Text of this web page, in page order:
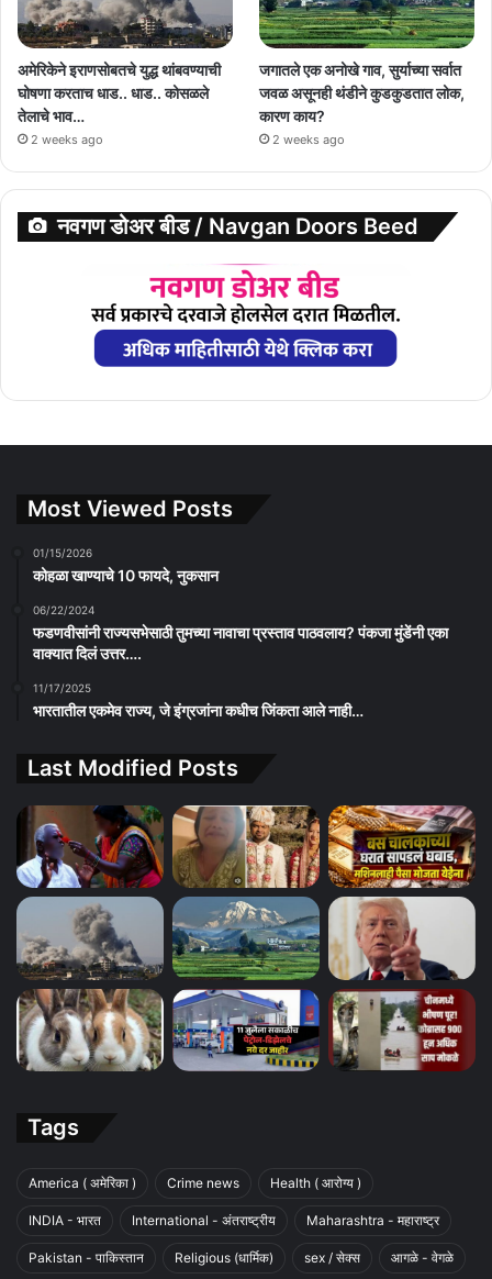
अमेरिकेने इराणसोबतचे युद्ध थांबवण्याची
घोषणा करताच धाड.. धाड.. कोसळले
तेलाचे भाव…
2 weeks ago
जगातले एक अनोखे गाव, सुर्याच्या सर्वात
जवळ असूनही थंडीने कुडकुडतात लोक,
कारण काय?
2 weeks ago
नवगण डोअर बीड / Navgan Doors Beed
Most Viewed Posts
01/15/2026
कोहळा खाण्याचे 10 फायदे, नुकसान
06/22/2024
फडणवीसांनी राज्यसभेसाठी तुमच्या नावाचा प्रस्ताव पाठवलाय? पंकजा मुंडेंनी एका
वाक्यात दिलं उत्तर….
11/17/2025
भारतातील एकमेव राज्य, जे इंग्रजांना कधीच जिंकता आले नाही…
Last Modified Posts
Tags
America ( अमेरिका ) Crime news Health ( आरोग्य )
INDIA - भारत International - अंतराष्ट्रीय Maharashtra - महाराष्ट्र
Pakistan - पाकिस्तान Religious (धार्मिक) sex / सेक्स आगळे - वेगळे